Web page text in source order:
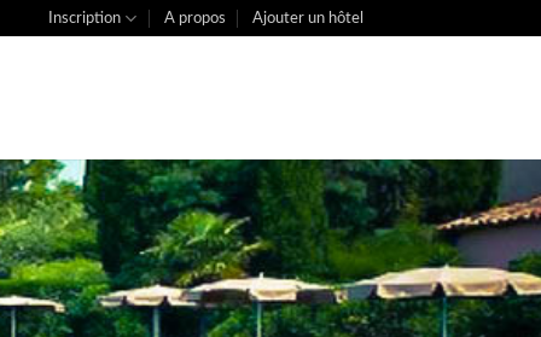
Inscription A propos Ajouter un hôtel